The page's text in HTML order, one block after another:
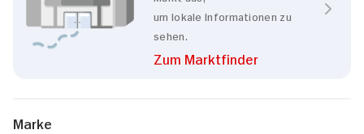
um lokale Informationen zu
sehen.
Zum Marktfinder
Marke